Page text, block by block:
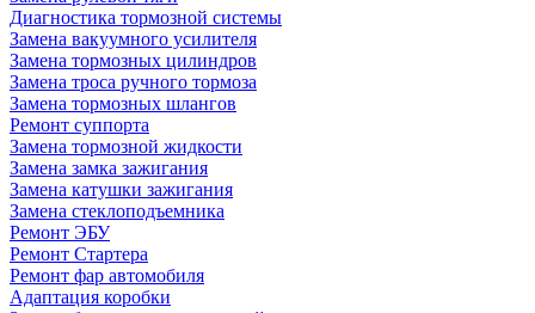
Диагностика тормозной системы
Замена вакуумного усилителя
Замена тормозных цилиндров
Замена троса ручного тормоза
Замена тормозных шлангов
Ремонт суппорта
Замена тормозной жидкости
Замена замка зажигания
Замена катушки зажигания
Замена стеклоподъемника
Ремонт ЭБУ
Ремонт Стартера
Ремонт фар автомобиля
Адаптация коробки